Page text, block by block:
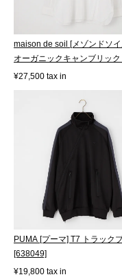
maison de soil [メゾンドソ
オーガニックキャンブリック
ク...
¥27,500 tax in
PUMA [プーマ] T7 トラック
[638049]
¥19,800 tax in